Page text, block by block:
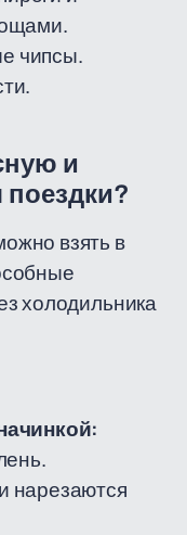
чипсы.
и
взять в
холодильника
нарезаются